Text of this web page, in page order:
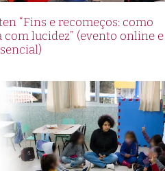
“Fins e recomeços: como
lucidez” (evento online e